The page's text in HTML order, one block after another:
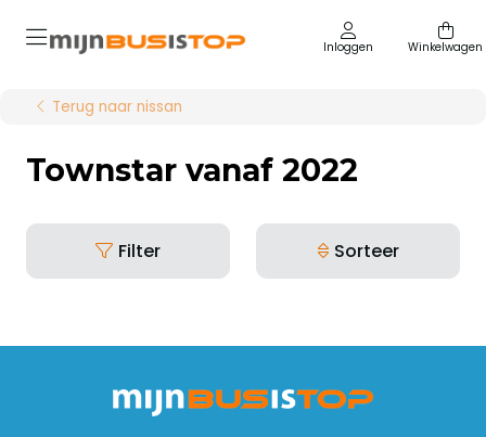
Inloggen Winkelwagen
Terug naar nissan
Townstar vanaf 2022
Filter Sorteer